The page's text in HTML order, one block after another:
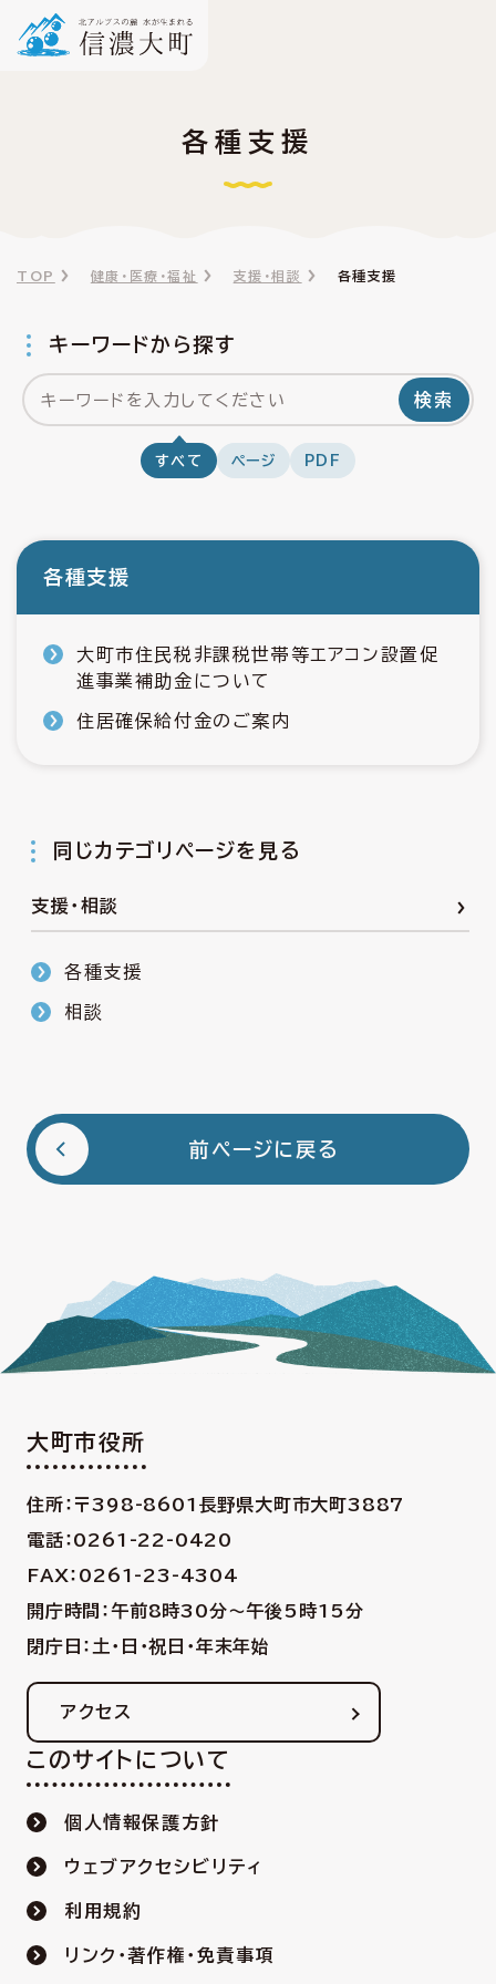
各種支援
TOP 健康・医療・福祉 支援・相談 各種支援
キーワードから探す
検索
すべて ページ PDF
各種支援
大町市住民税非課税世帯等エアコン設置促
進事業補助金について
住居確保給付金のご案内
同じカテゴリページを見る
支援・相談
各種支援
相談
前ページに戻る
大町市役所
住所：〒398-8601 長野県大町市大町3887
電話：0261-22-0420
FAX：0261-23-4304
開庁時間：午前8時30分〜午後5時15分
閉庁日：土・日・祝日・年末年始
アクセス
このサイトについて
個人情報保護方針
ウェブアクセシビリティ
利用規約
リンク・著作権・免責事項